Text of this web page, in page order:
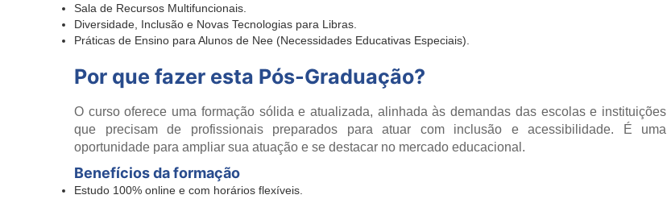
Sala de Recursos Multifuncionais.
Diversidade, Inclusão e Novas Tecnologias para Libras.
Práticas de Ensino para Alunos de Nee (Necessidades Educativas Especiais).
Por que fazer esta Pós-Graduação?
O curso oferece uma formação sólida e atualizada, alinhada às demandas das escolas e instituições
que precisam de profissionais preparados para atuar com inclusão e acessibilidade. É uma
oportunidade para ampliar sua atuação e se destacar no mercado educacional.
Benefícios da formação
Estudo 100% online e com horários flexíveis.